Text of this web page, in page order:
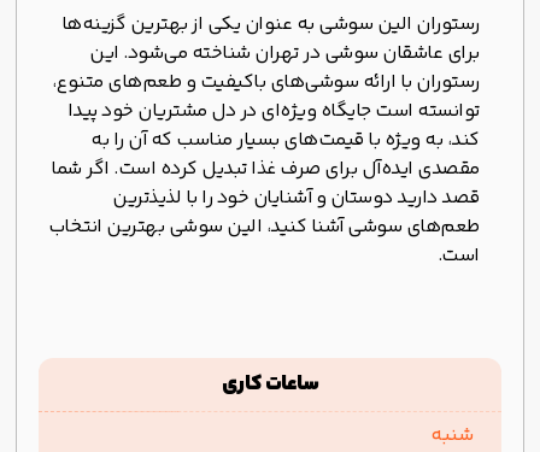
رستوران الین سوشی به عنوان یکی از بهترین گزینه‌ها
برای عاشقان سوشی در تهران شناخته می‌شود. این
رستوران با ارائه سوشی‌های باکیفیت و طعم‌های متنوع،
توانسته است جایگاه ویژه‌ای در دل مشتریان خود پیدا
کند، به ویژه با قیمت‌های بسیار مناسب که آن را به
مقصدی ایده‌آل برای صرف غذا تبدیل کرده است. اگر شما
قصد دارید دوستان و آشنایان خود را با لذیذترین
طعم‌های سوشی آشنا کنید، الین سوشی بهترین انتخاب
است.
ساعات کاری
شنبه